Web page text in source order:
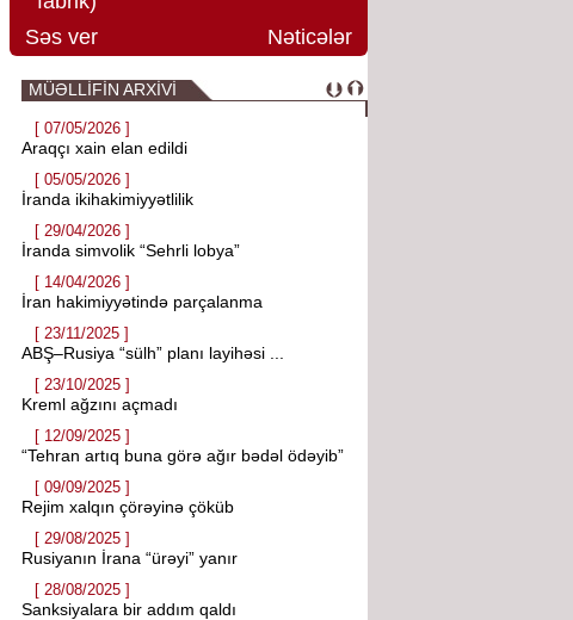
Səs ver
Nəticələr
MÜƏLLİFİN ARXİVİ
[ 07/05/2026 ]
Araqçı xain elan edildi
[ 05/05/2026 ]
İranda ikihakimiyyətlilik
[ 29/04/2026 ]
İranda simvolik “Sehrli lobya”
[ 14/04/2026 ]
İran hakimiyyətində parçalanma
[ 23/11/2025 ]
ABŞ–Rusiya “sülh” planı layihəsi ...
[ 23/10/2025 ]
Kreml ağzını açmadı
[ 12/09/2025 ]
“Tehran artıq buna görə ağır bədəl ödəyib”
[ 09/09/2025 ]
Rejim xalqın çörəyinə çöküb
[ 29/08/2025 ]
Rusiyanın İrana “ürəyi” yanır
[ 28/08/2025 ]
Sanksiyalara bir addım qaldı